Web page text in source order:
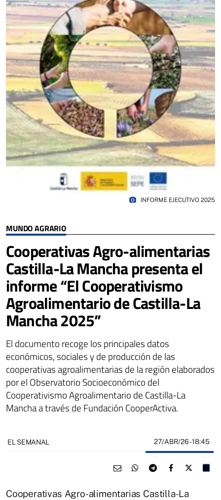
MUNDO AGRARIO
Cooperativas Agro-alimentarias
Castilla-La Mancha presenta el
informe “El Cooperativismo
Agroalimentario de Castilla-La
Mancha 2025”
El documento recoge los principales datos
económicos, sociales y de producción de las
cooperativas agroalimentarias de la región elaborados
por el Observatorio Socioeconómico del
Cooperativismo Agroalimentario de Castilla-La
Mancha a través de Fundación CooperActiva.
photo_camera INFORME EJECUTIVO 2025
EL SEMANAL 27/ABR/26- 18:45
Cooperativas Agro-alimentarias Castilla-La